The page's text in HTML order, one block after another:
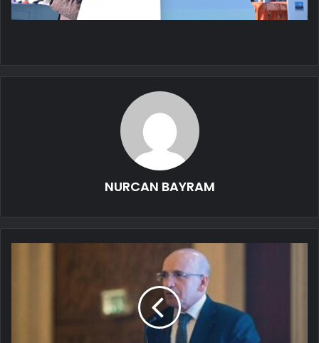
NURCAN BAYRAM